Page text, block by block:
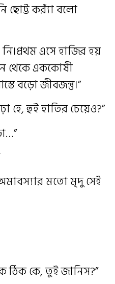
ছোট্ট কর‍্যাঁ বলো
এসে হাজির হয়
থেকে এককোষী
বড়ো জীবজন্তু।”
হুই হাতির চেয়েও?”
মতো মৃদু সেই
ঠিক কে, তুই জানিস?”